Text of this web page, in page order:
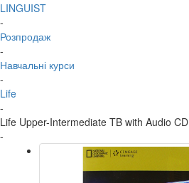
LINGUIST
-
Розпродаж
-
Навчальні курси
-
Life
-
Life Upper-Intermediate TB with Audio CD
-